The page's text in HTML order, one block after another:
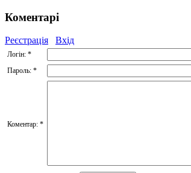
Коментарі
Реєстрація Вхід
Логін: *
Пароль: *
Коментар: *